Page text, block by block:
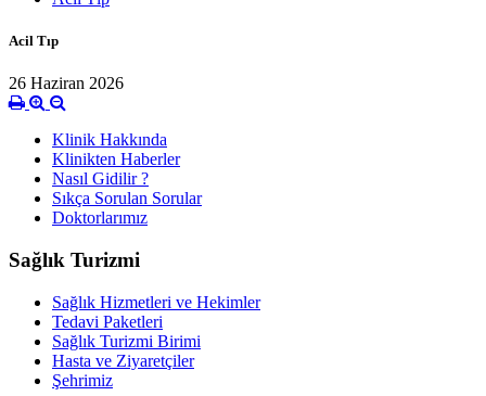
Acil Tıp
26 Haziran 2026
Klinik Hakkında
Klinikten Haberler
Nasıl Gidilir ?
Sıkça Sorulan Sorular
Doktorlarımız
Sağlık Turizmi
Sağlık Hizmetleri ve Hekimler
Tedavi Paketleri
Sağlık Turizmi Birimi
Hasta ve Ziyaretçiler
Şehrimiz